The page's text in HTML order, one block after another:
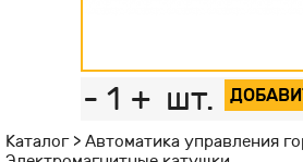
- 1 + шт.
Каталог> Автоматика управления